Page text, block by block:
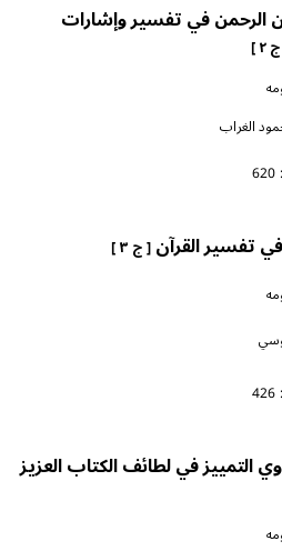
الرحمن في تفسير وإشارات
]
الغراب
620
تفسير القرآن[ ج ٣ ]
426
التمييز في لطائف الكتاب العزيز